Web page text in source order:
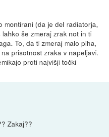
montirani (da je del radiatorja,
še zmeraj zrak not in ti
To, da ti zmeraj malo piha,
prisotnost zraka v napeljavi.
proti najvišji točki
Zakaj??